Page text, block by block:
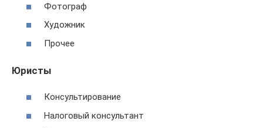
Фотограф
Художник
Прочее
Юристы
Консультирование
Налоговый консультант